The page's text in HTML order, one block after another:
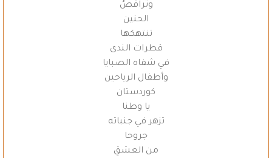
وتراقصُ
الحنين
تنتهكها
قطرات الندى
في شفاه الصبايا
وأطفال الرياحين
كوردستان
يا وطنا
تزهر في جنباته
جروحا
من العشقِ